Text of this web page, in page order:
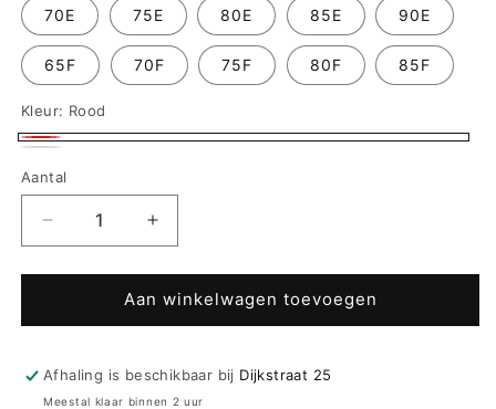
70E 75E 80E 85E 90E
65F 70F 75F 80F 85F
Kleur: Rood
Rood
Aantal
Aantal
verlagen
voor
LingaDore
voorgevormde
bh
-
Aantal
verhogen
voor
LingaDore
voorgevormde
bh
Aan winkelwagen toevoegen
Afhaling is beschikbaar bij Dijkstraat 25
Meestal klaar binnen 2 uur